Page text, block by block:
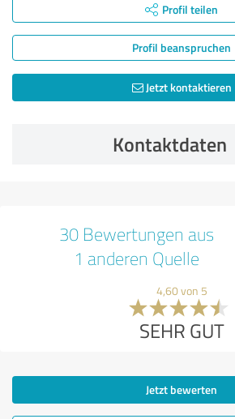
Profil teilen
Profil beanspruchen
Jetzt kontaktieren
Kontaktdaten
30 Bewertungen aus
1 anderen Quelle
4,60 von 5
SEHR GUT
Jetzt bewerten